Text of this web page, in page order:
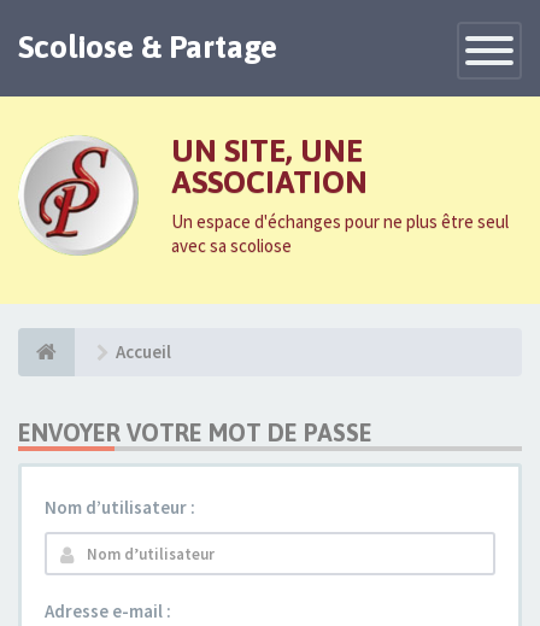
Toggle
Scoliose & Partage
UN SITE, UNE
ASSOCIATION
Un espace d'échanges pour ne plus être seul
avec sa scoliose
Accueil
ENVOYER VOTRE MOT DE PASSE
Nom d’utilisateur :
Adresse e-mail :